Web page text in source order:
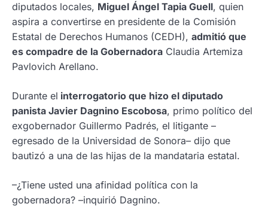
diputados locales, Miguel Ángel Tapia Guell, quien
aspira a convertirse en presidente de la Comisión
Estatal de Derechos Humanos (CEDH), admitió que
es compadre de la Gobernadora Claudia Artemiza
Pavlovich Arellano.
Durante el interrogatorio que hizo el diputado
panista Javier Dagnino Escobosa, primo político del
exgobernador Guillermo Padrés, el litigante –
egresado de la Universidad de Sonora– dijo que
bautizó a una de las hijas de la mandataria estatal.
–¿Tiene usted una afinidad política con la
gobernadora? –inquirió Dagnino.